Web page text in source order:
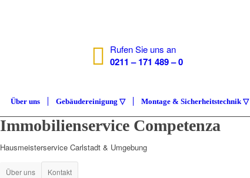
Rufen Sie uns an
0211 – 171 489 – 0
Über uns Gebäudereinigung ▽ Montage & Sicherheitstechnik ▽
Immobilienservice Competenza
Hausmeisterservice Carlstadt & Umgebung
Über uns Kontakt